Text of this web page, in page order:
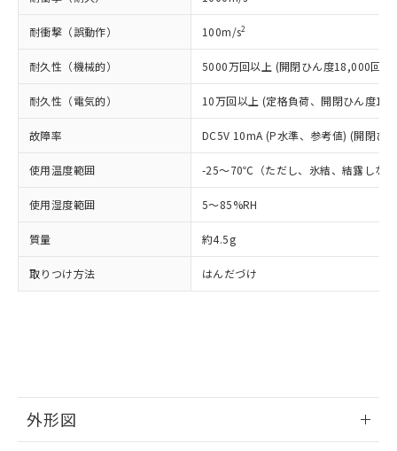
耐衝撃（誤動作） 100m/s2
耐久性（機械的） 5000万回以上 (開閉ひん度18,000回/h)
耐久性（電気的） 10万回以上 (定格負荷、開閉ひん度
故障率 DC5V 10mA (P水準、参考値) (開閉ひ
使用温度範囲 -25～70℃（ただし、氷結、結露しな
使用湿度範囲 5～85%RH
質量 約4.5g
取りつけ方法 はんだづけ
外形図
正式な納期状況および標準価格はお客
様のお取引先、またはお客様担当のオ
ムロン制御機器販売店・当社販売員に
ご相談ください。
オムロン制御機器販売店や当社販売拠
点は「
販売ネットワーク
」をご確認
在庫状況および標準価格結果を当社の
事前の承諾なく第三者に漏洩または開
示しないようお願いします。
ビス）をご利用いただくには、I-Web
メンバーズにご登録されている必要が
お客様が当ウェブサイト上で当社にご
登録された部品リストについて、当社
の共同利用に関して"
の「1.共同利
指します。
ル) (DEHP)(別名：DOP) 1000ppm以下、フタル酸ブチ
ルベンジル（BBP） 1000ppm以下、フタル酸ジブチル
（DBP） 1000ppm以下、フタル酸ジイソブチル
但し、RoHS指令で産業用監視および制御機器に対する
適用除外項目は除く。
フタル酸エステル類の４物質については閾値を超える意
図的な使用がないことを確認しています。
部品在庫の切り替え状況などにより、予定
月が前後することがあります。
※3 非含有証明書ダウンロード
51物質の非含有証明書（当社基準）
※本証明書は発行日時点で非含有を証明す
るもので、過去に遡って非含有を証明する
イソブチル) : 1000ppm、 BBP(フタル酸ブチルベンジ
DEHP(フタル酸ビス(2-エチルヘキシル)) : 1000ppm
※2 環境保護使用期限
「ｅ」：有害物質（10物質）のすべてが基
準値以下であることを示します。
「10」：通常の使用状況下において有害物
質が外部に漏えいし、環境に深刻な影響を
及ぼさない年数を意味します。
「－」：未確認です。当社販売部門へお問
当社は規制貨物を破棄する場合は、完
全に破砕するなど、違法に輸出されな
いよう必要な手段を講じます。
当社は貴社製品を、核兵器、ミサイ
ル、化学兵器、生物兵器またはその他
武器並びにこれらの製造装置等に一切
使用いたしません。
当社は、貴社製品を第三者に販売する
場合は、上記1、2および3の内容を当
該第三者に通知します。また当社は、
販売先および販売に係わる関係者が違
法に輸出するおそれがある場合は、取
り引きをいたしません。
△ 一定数には満たないが在庫あり
在庫なし(最新の在庫状況につ
いては、お客様のお取引先、ま
たはお客様担当のオムロン制御
機器販売店・当社販売員にご確
認ください)
空
受注生産機種、また在庫状況の